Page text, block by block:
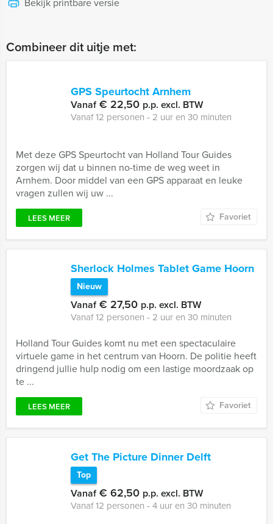
Combineer dit uitje met:
GPS Speurtocht Arnhem
Vanaf€ 22,50 p.p. excl. BTW
Vanaf 12 personen ‐ 2 uur en 30 minuten
Met deze GPS Speurtocht van Holland Tour Guides
zorgen wij dat u binnen no-time de weg weet in
Arnhem. Door middel van een GPS apparaat en leuke
vragen zullen wij uw ...
LEES MEER Favoriet
Sherlock Holmes Tablet Game Hoorn
Nieuw
Vanaf€ 27,50 p.p. excl. BTW
Vanaf 12 personen ‐ 2 uur en 30 minuten
Holland Tour Guides komt nu met een spectaculaire
virtuele game in het centrum van Hoorn. De politie heeft
dringend jullie hulp nodig om een lastige moordzaak op
te ...
LEES MEER Favoriet
Get The Picture Dinner Delft
Top
Vanaf€ 62,50 p.p. excl. BTW
Vanaf 12 personen ‐ 4 uur en 30 minuten